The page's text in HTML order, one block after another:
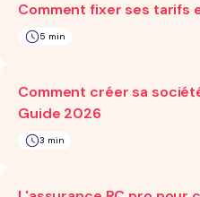
Comment fixer ses tarifs
5 min
Comment créer sa
Guide 2026
3 min